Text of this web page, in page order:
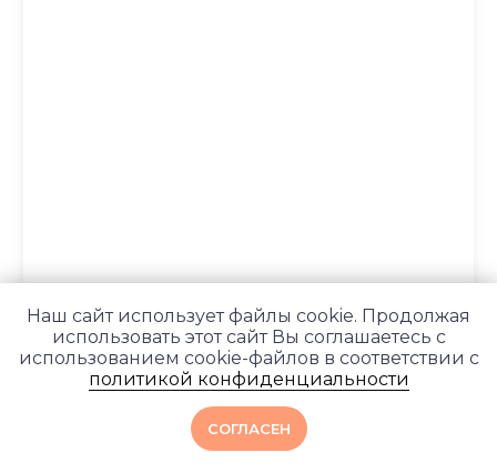
вн.тер.г. муниципальный округ Марфино
Наш сайт использует файлы cookie. Продолжая
использовать этот сайт Вы соглашаетесь с
использованием cookie-файлов в соответствии с
политикой конфиденциальности
СОГЛАСЕН